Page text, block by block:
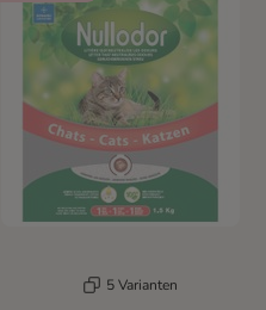
5 Varianten